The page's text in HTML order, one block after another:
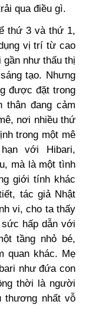
qua điều gì.
thứ 3 và thứ 1,
vị trí từ cao
gần như thấu thị
tạo. Nhưng
được đặt trong
thân đang cảm
nơi nhiều thứ
trong một mê
với Hibari,
mà là một tình
giới tính khác
tác giả Nhật
vi, cho ta thấy
hấp dẫn với
tầng nhỏ bé,
quan khác. Mẹ
như đứa con
thời là người
thương nhất vỗ